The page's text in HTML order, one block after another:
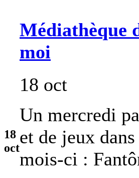
18
oct
Médiathèque
moi
18 oct
Un mercredi
et de jeux
mois-ci :